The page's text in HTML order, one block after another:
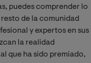
puedes comprender lo
de la comunidad
y expertos en sus
la realidad
que ha sido premiado,